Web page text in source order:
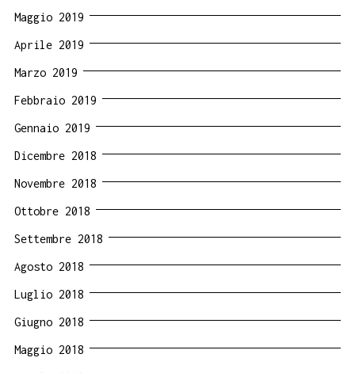
Maggio 2019
Aprile 2019
Marzo 2019
Febbraio 2019
Gennaio 2019
Dicembre 2018
Novembre 2018
Ottobre 2018
Settembre 2018
Agosto 2018
Luglio 2018
Giugno 2018
Maggio 2018